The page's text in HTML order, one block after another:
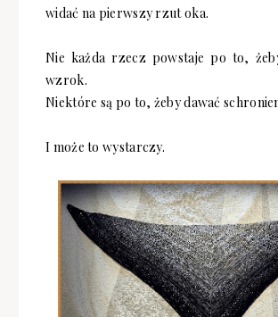
widać na pierwszy rzut oka.
Nie każda rzecz powstaje po to,
wzrok.
Niektóre są po to, żeby dawać
I może to wystarczy.